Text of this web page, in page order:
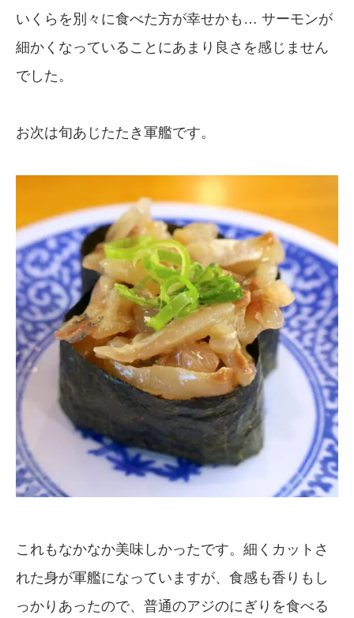
いくらを別々に食べた方が幸せかも… サーモンが
細かくなっていることにあまり良さを感じません
でした。
お次は旬あじたたき軍艦です。
これもなかなか美味しかったです。細くカットさ
れた身が軍艦になっていますが、食感も香りもし
っかりあったので、普通のアジのにぎりを食べる